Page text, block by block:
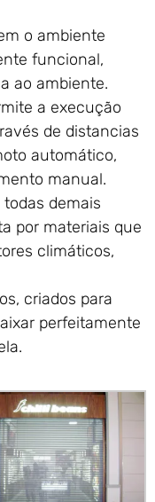
de Garagem de
em Paraty – RJ
de Garagem de
em Nova Iguaçu – RJ
de Garagem de
em Nova Friburgo –
o ambiente
funcional,
ao ambiente.
a execução
de distancias
automático,
manual.
demais
por materiais que
climáticos,
criados para
perfeitamente